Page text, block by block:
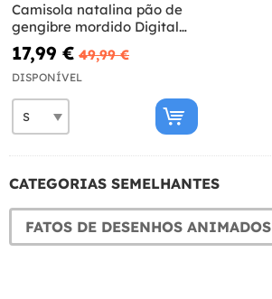
Camisola natalina pão de
gengibre mordido Digital
Dudz
17,99 € 49,99 €
DISPONÍVEL
CATEGORIAS SEMELHANTES
FATOS DE DESENHOS ANIMADOS